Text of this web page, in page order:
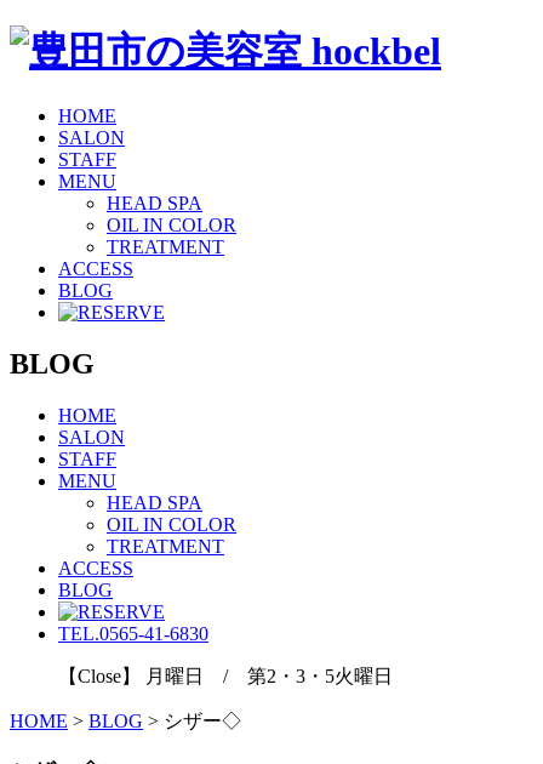
HOME
SALON
STAFF
MENU
HEAD SPA
OIL IN COLOR
TREATMENT
ACCESS
BLOG
BLOG
HOME
SALON
STAFF
MENU
HEAD SPA
OIL IN COLOR
TREATMENT
ACCESS
BLOG
TEL.0565-41-6830
【Close】 月曜日 / 第2・3・5火曜日
HOME > BLOG > シザー◇